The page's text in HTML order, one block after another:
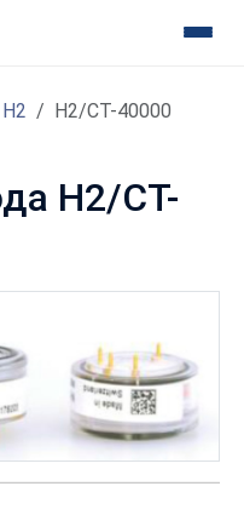
H2/CT-40000
H2/CT-